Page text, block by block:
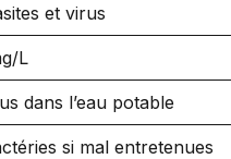
et virus
L
dans l’eau potable
si mal entretenues